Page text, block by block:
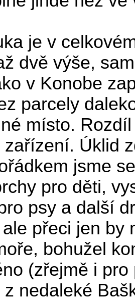
je v
dvě výše,
v Konobe
parcely
místo.
Úklid
jsme
pro děti,
psy a další
přeci jen by
bohužel
(zřejmě i
z nedaleké